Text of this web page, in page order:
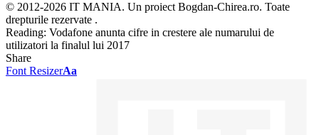
© 2012-2026 IT MANIA. Un proiect Bogdan-Chirea.ro. Toate
drepturile rezervate .
Reading: Vodafone anunta cifre in crestere ale numarului de
utilizatori la finalul lui 2017
Share
Font ResizerAa